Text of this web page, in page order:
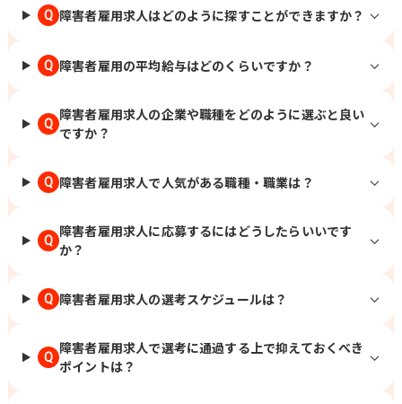
Q 障害者雇用求人はどのように探すことができますか？
Q 障害者雇用の平均給与はどのくらいですか？
Q
障害者雇用求人の企業や職種をどのように選ぶと良い
ですか？
Q 障害者雇用求人で人気がある職種・職業は？
Q
障害者雇用求人に応募するにはどうしたらいいです
か？
Q 障害者雇用求人の選考スケジュールは？
Q
障害者雇用求人で選考に通過する上で抑えておくべき
ポイントは？